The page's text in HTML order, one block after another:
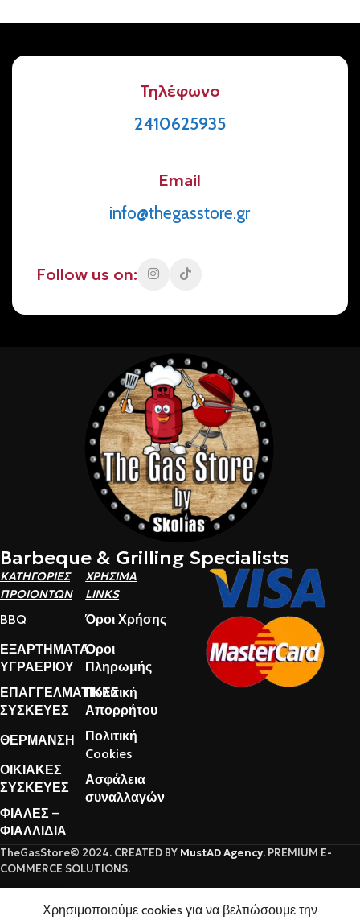
Τηλέφωνο
2410625935
Email
info@thegasstore.gr
Follow us on:
Barbeque & Grilling Specialists
ΚΑΤΗΓΟΡΙΕΣ
ΠΡΟΙΟΝΤΩΝ
BBQ
ΕΞΑΡΤΗΜΑΤΑ
ΥΓΡΑΕΡΙΟΥ
ΕΠΑΓΓΕΛΜΑΤΙΚΕΣ
ΣΥΣΚΕΥΕΣ
ΘΕΡΜΑΝΣΗ
ΟΙΚΙΑΚΕΣ
ΣΥΣΚΕΥΕΣ
ΦΙΑΛΕΣ –
ΦΙΑΛΛΙΔΙΑ
ΧΡΗΣΙΜΑ
LINKS
Όροι Χρήσης
Όροι
Πληρωμής
Πολιτική
Απορρήτου
Πολιτική
Cookies
Ασφάλεια
συναλλαγών
TheGasStore© 2024. CREATED BY MustAD Agency. PREMIUM E-
COMMERCE SOLUTIONS.
Χρησιμοποιούμε cookies για να βελτιώσουμε την
Αγαπημένα
Ο λογαριασμός μου